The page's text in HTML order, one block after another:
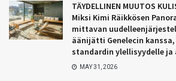
TÄYDELLINEN MUUTOS
Miksi Kimi Räikkösen
mittavan
äänijätti Genelecin
standardin ylellisyydelle ja
MAY 31, 2026